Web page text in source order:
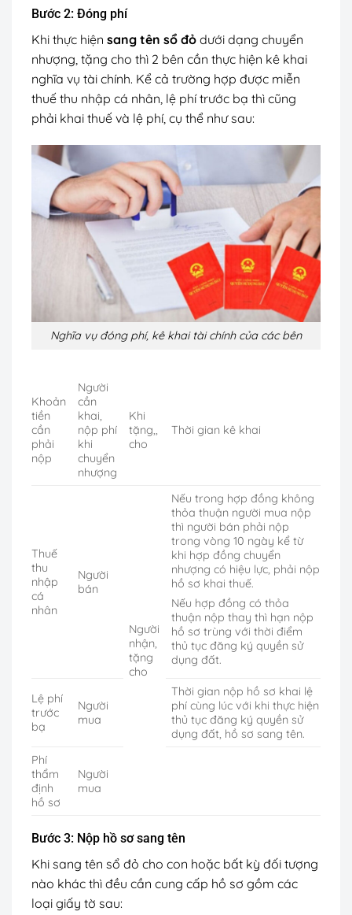
Bước 2: Đóng phí
Khi thực hiện sang tên sổ đỏ dưới dạng chuyển
nhượng, tặng cho thì 2 bên cần thực hiện kê khai
nghĩa vụ tài chính. Kể cả trường hợp được miễn
thuế thu nhập cá nhân, lệ phí trước bạ thì cũng
phải khai thuế và lệ phí, cụ thể như sau:
Nghĩa vụ đóng phí, kê khai tài chính của các bên
Khoản
tiền
cần
phải
nộp
Người
cần
khai,
nộp phí
khi
chuyển
nhượng
Khi
tặng,,
cho
Thời gian kê khai
Thuế
thu
nhập
cá
nhân
Người
bán
Người
nhận,
tặng
cho
Nếu trong hợp đồng không
thỏa thuận người mua nộp
thì người bán phải nộp
trong vòng 10 ngày kể từ
khi hợp đồng chuyển
nhượng có hiệu lực, phải nộp
hồ sơ khai thuế.
Nếu hợp đồng có thỏa
thuận nộp thay thì hạn nộp
hồ sơ trùng với thời điểm
thủ tục đăng ký quyền sử
dụng đất.
Lệ phí
trước
bạ
Người
mua
Thời gian nộp hồ sơ khai lệ
phí cùng lúc với khi thực hiện
thủ tục đăng ký quyền sử
dụng đất, hồ sơ sang tên.
Phí
thẩm
định
hồ sơ
Người
mua
Bước 3: Nộp hồ sơ sang tên
Khi sang tên sổ đỏ cho con hoặc bất kỳ đối tượng
nào khác thì đều cần cung cấp hồ sơ gồm các
loại giấy tờ sau: